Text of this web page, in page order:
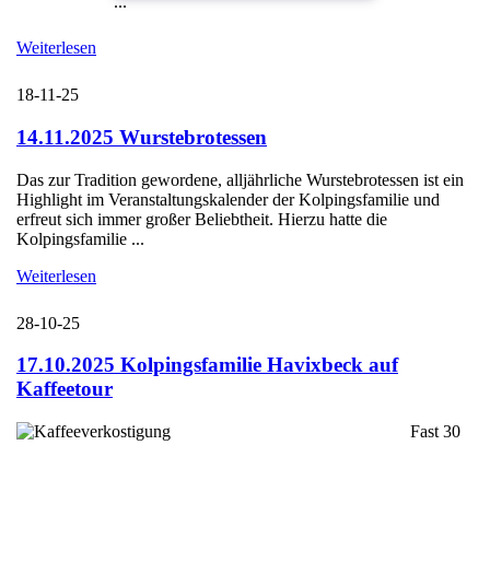
Weiterlesen
18-11-25
14.11.2025 Wurstebrotessen
Das zur Tradition gewordene, alljährliche Wurstebrotessen ist ein
Highlight im Veranstaltungskalender der Kolpingsfamilie und
erfreut sich immer großer Beliebtheit. Hierzu hatte die
Kolpingsfamilie ...
Weiterlesen
28-10-25
17.10.2025 Kolpingsfamilie Havixbeck auf
Kaffeetour
Fast 30